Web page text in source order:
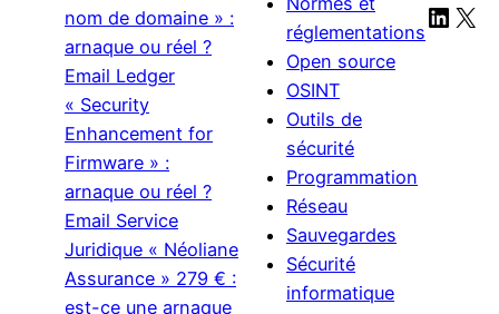
nom de domaine » :
arnaque ou réel ?
Email Ledger
« Security
Enhancement for
Firmware » :
arnaque ou réel ?
Email Service
Juridique « Néoliane
Assurance » 279 € :
est-ce une arnaque
réglementations
Open source
OSINT
Outils de
sécurité
Programmation
Réseau
Sauvegardes
Sécurité
informatique
X